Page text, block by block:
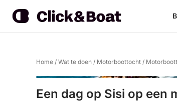
Home / Wat te doen / Motorboottocht /
Een dag op Sisi op een